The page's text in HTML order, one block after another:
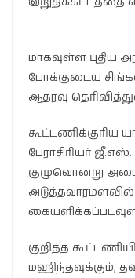
மாகவுள்ள புதிய
போக்குடைய
ஆதரவு
கூட்டணிக்குரிய
பேராசிரியர்
குழுவொன்று
குறித்த
மஹிந்தவுக்கும்,